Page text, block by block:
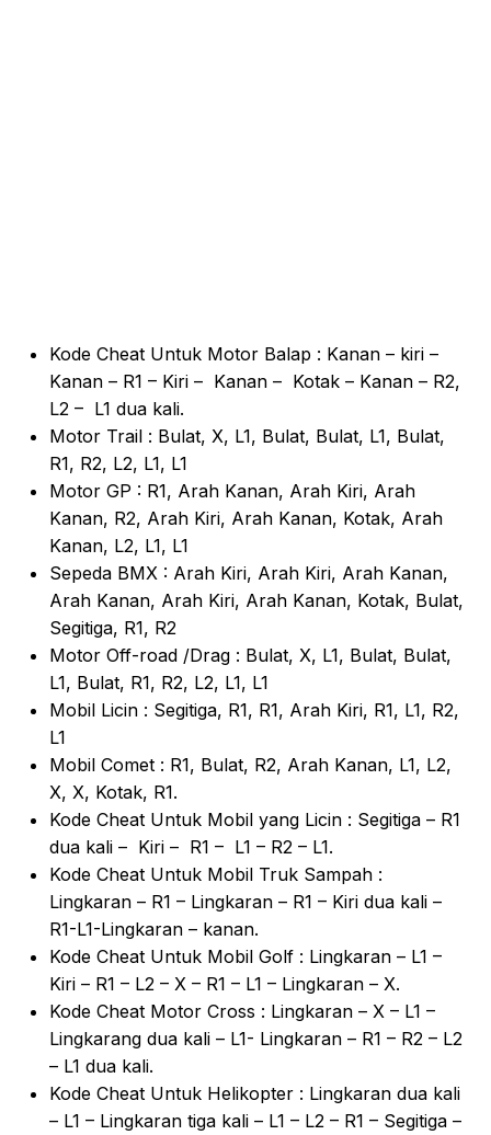
Kode Cheat Untuk Motor Balap : Kanan – kiri –
Kanan – R1 – Kiri – Kanan – Kotak – Kanan – R2,
L2 – L1 dua kali.
Motor Trail : Bulat, X, L1, Bulat, Bulat, L1, Bulat,
R1, R2, L2, L1, L1
Motor GP : R1, Arah Kanan, Arah Kiri, Arah
Kanan, R2, Arah Kiri, Arah Kanan, Kotak, Arah
Kanan, L2, L1, L1
Sepeda BMX : Arah Kiri, Arah Kiri, Arah Kanan,
Arah Kanan, Arah Kiri, Arah Kanan, Kotak, Bulat,
Segitiga, R1, R2
Motor Off-road /Drag : Bulat, X, L1, Bulat, Bulat,
L1, Bulat, R1, R2, L2, L1, L1
Mobil Licin : Segitiga, R1, R1, Arah Kiri, R1, L1, R2,
L1
Mobil Comet : R1, Bulat, R2, Arah Kanan, L1, L2,
X, X, Kotak, R1.
Kode Cheat Untuk Mobil yang Licin : Segitiga – R1
dua kali – Kiri – R1 – L1 – R2 – L1.
Kode Cheat Untuk Mobil Truk Sampah :
Lingkaran – R1 – Lingkaran – R1 – Kiri dua kali –
R1-L1-Lingkaran – kanan.
Kode Cheat Untuk Mobil Golf : Lingkaran – L1 –
Kiri – R1 – L2 – X – R1 – L1 – Lingkaran – X.
Kode Cheat Motor Cross : Lingkaran – X – L1 –
Lingkarang dua kali – L1- Lingkaran – R1 – R2 – L2
– L1 dua kali.
Kode Cheat Untuk Helikopter : Lingkaran dua kali
– L1 – Lingkaran tiga kali – L1 – L2 – R1 – Segitiga –